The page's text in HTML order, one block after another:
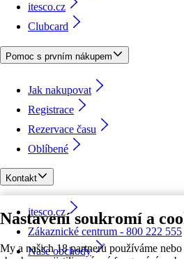
Nastavení soukromí a
My a našich 18 partnerů používáme
itesco.cz
Clubcard
Pomoc s prvním nákupem
Jak nakupovat
Registrace
Rezervace času
Oblíbené
Kontakt
itesco.cz
Zákaznické centrum - 800 222 555
Naše obchody